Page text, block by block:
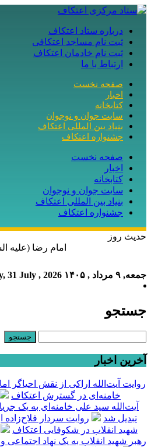
درباره ستاد اعتکاف
ثبت نام مساجد اعتکافی
ثبت نام خادمان اعتکاف
ارتباط با ما
صفحه نخست
اخبار
کتابخانه
سایت جوان و نوجوان
بنیاد بین المللی اعتکاف
جشنواره اعتکاف
صفحه نخست
اخبار
کتابخانه
سایت جوان و نوجوان
بنیاد بین المللی اعتکاف
جشنواره اعتکاف
حدیث روز
امام رضا (علیه
جمعه, ۹ مرداد , ۱۴۰۵ 31 July , 2026
جستجو
آخرین اخبار
روایت آیت‌الله اراکی از نقش احیاگر
خامنه‌ای در گسترش اعتکاف
آیت‌الله سید علی خامنه‌ای به یک
تبدیل شد
روایت سردار فلاح‌زاده
شهید انقلاب در شکوفایی اعتکاف
رهبر شهید انقلاب به یک نهاد